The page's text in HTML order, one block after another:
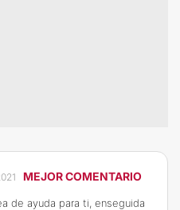
MEJOR COMENTARIO
de ayuda para ti, enseguida